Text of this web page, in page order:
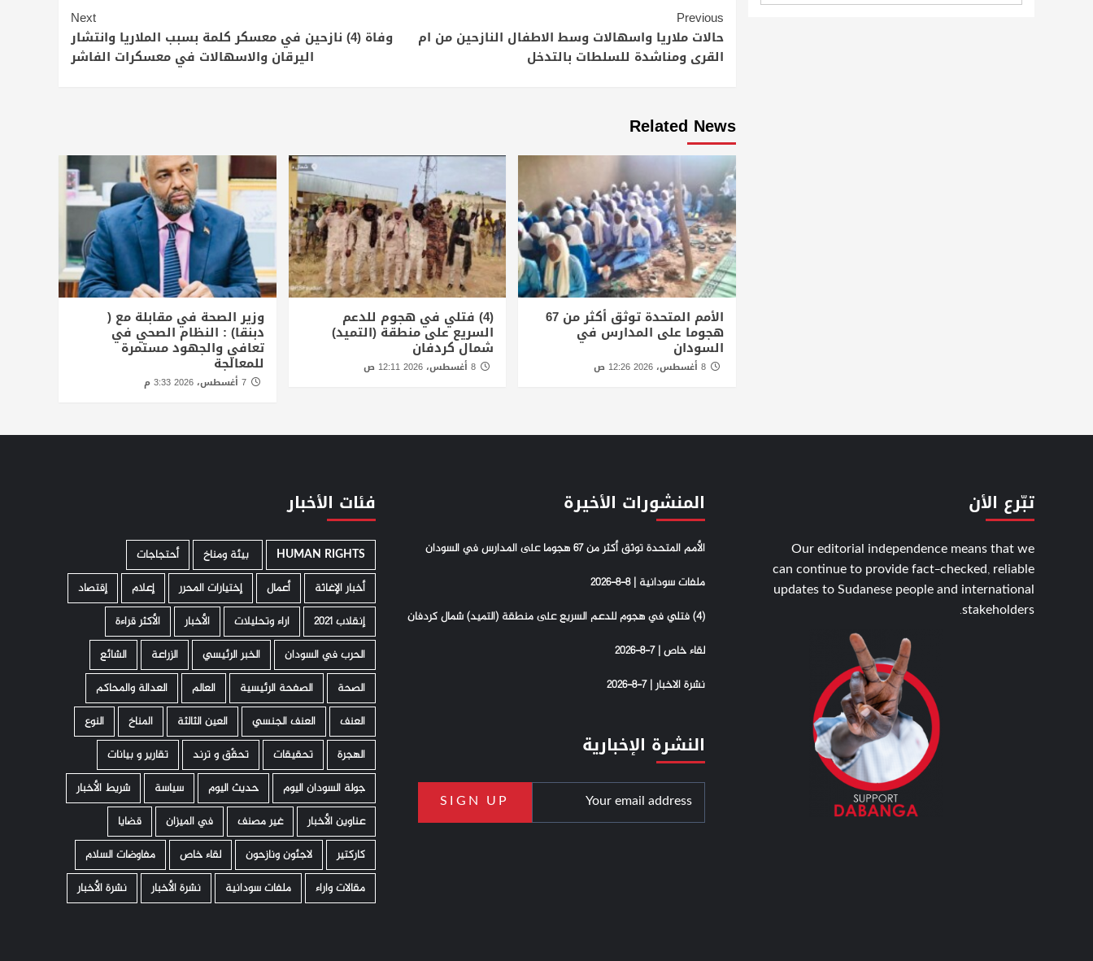
Continue
Reading
Previous
حالات ملاريا واسهالات وسط الاطفال النازحين من ام
القرى ومناشدة للسلطات بالتدخل
Next
وفاة (4) نازحين في معسكر كلمة بسبب الملاريا وانتشار
اليرقان والاسهالات في معسكرات الفاشر
Related News
الأمم المتحدة توثق أكثر من 67
هجوما على المدارس في
السودان
8 أغسطس، 2026 12:26 ص
(4) فتلي في هجوم للدعم
السريع على منطقة (التميد)
شمال كردفان
وزير الصحة في مقابلة مع (
دبنقا) : النظام الصحي في
تعافي والجهود مستمرة
للمعالجة
7 أغسطس، 2026 3:33 م
تبّرع الأن
Our editorial independence means that we
can continue to provide fact-checked, reliable
updates to Sudanese people and international
stakeholders.
المنشورات الأخيرة
الأمم المتحدة توثق أكثر من 67 هجوما على المدارس في السودان
ملفات سودانية | 8-8-2026
(4) فتلي في هجوم للدعم السريع على منطقة (التميد) شمال كردفان
لقاء خاص | 7-8-2026
نشرة الاخبار | 7-8-2026
النشرة الإخبارية
فئات الأخبار
HUMAN RIGHTS ­ بيئة ومناخ
أحتجاجات
أخبار الإغاثة
أعمال إختيارات المحرر إعلام
إقتصاد
إنقلاب 2021
اراء وتحليلات الأخبار
الأكثر قراءة
الحرب في السودان
الخبر الرئيسي الزراعة
الشائع
الصحة
الصفحة الرئيسية العالم
العدالة والمحاكم
العنف
العنف الجنسي العين الثالثة المناخ
النوع
الهجرة
تحقيقات تحقّق و ترند
تقارير و بيانات
جولة السودان اليوم
حديث اليوم سياسة
شريط الأخبار
عناوين الأخبار
غير مصنف في الميزان
قضايا
كاركتير
لاجئون ونازحون لقاء خاص
مفاوضات السلام
مقالات واراء
ملفات سودانية نشرة الأخبار نشرة الأخبار